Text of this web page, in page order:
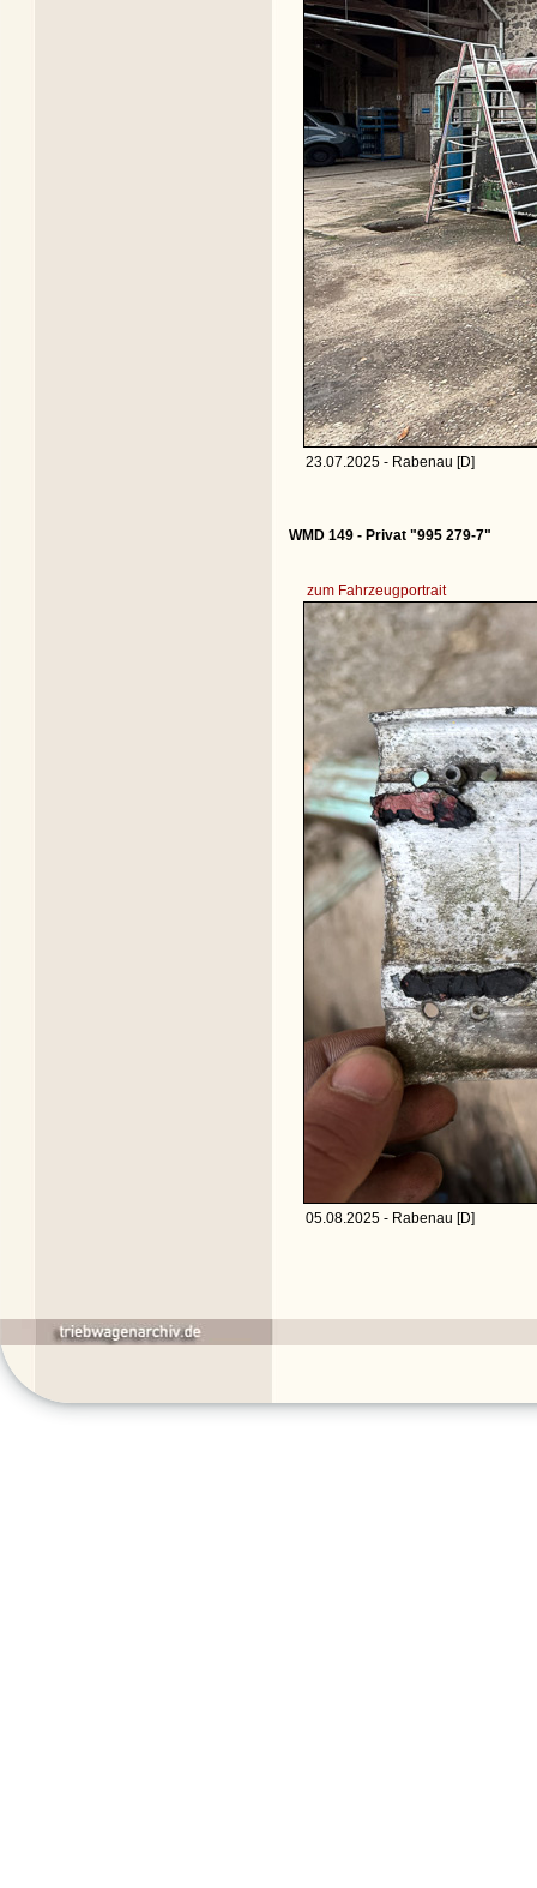
23.07.2025 - Rabenau [D]
WMD 149 - Privat "995 279-7"
zum Fahrzeugportrait
05.08.2025 - Rabenau [D]